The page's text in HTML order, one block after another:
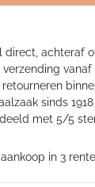
direct, achteraf
verzending vanaf
sinds 1918
met 5/5
in 3